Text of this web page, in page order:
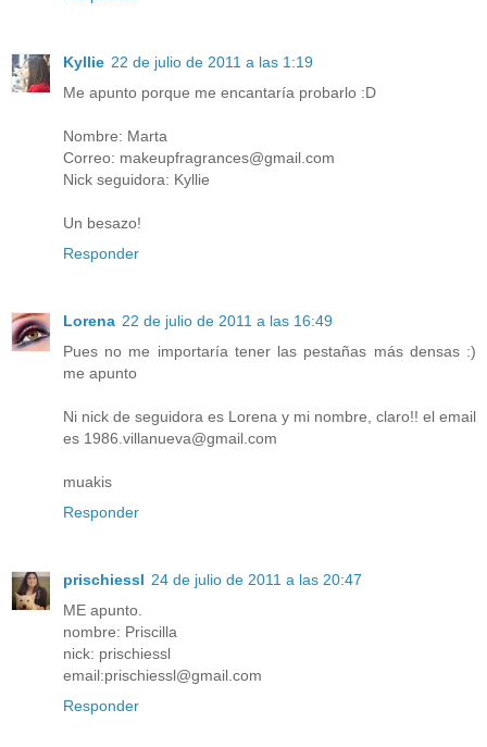
Kyllie 22 de julio de 2011 a las 1:19
Me apunto porque me encantaría probarlo :D
Nombre: Marta
Correo: makeupfragrances@gmail.com
Nick seguidora: Kyllie
Un besazo!
Responder
Lorena 22 de julio de 2011 a las 16:49
Pues no me importaría tener las pestañas más densas :)
me apunto
Ni nick de seguidora es Lorena y mi nombre, claro!! el email
es 1986.villanueva@gmail.com
muakis
Responder
prischiessl 24 de julio de 2011 a las 20:47
ME apunto.
nombre: Priscilla
nick: prischiessl
email:prischiessl@gmail.com
Responder